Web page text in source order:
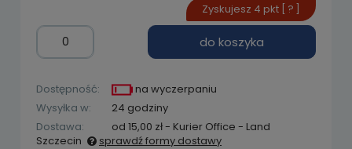
do koszyka
Zyskujesz 4 pkt [ ? ]
Dostępność:
na wyczerpaniu
Wysyłka w:
24 godziny
Dostawa:
od 15,00 zł- Kurier Office - Land
Szczecin
sprawdź formy dostawy